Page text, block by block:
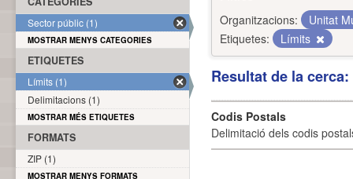
Organitzacions:
Unitat
Etiquetes:
Límits
Resultat de la
Codis Postals
Delimitació dels codis
Sector públic (1)
MOSTRAR MENYS CATEGORIES
ETIQUETES
Límits (1)
Delimitacions (1)
MOSTRAR MÉS ETIQUETES
FORMATS
ZIP (1)
MOSTRAR MENYS FORMATS